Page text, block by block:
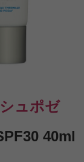
ュポゼ
40ml